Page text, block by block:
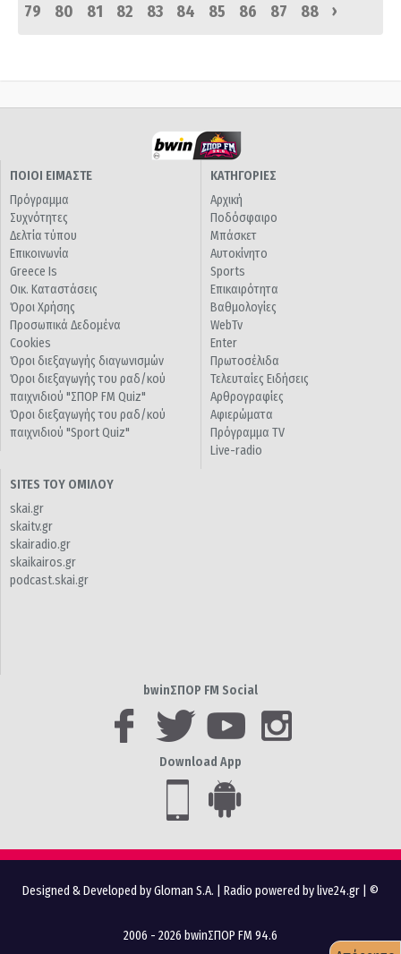
79
80 81 82 83 84 85 86 87 88 ›
ΠΟΙΟΙ ΕΙΜΑΣΤΕ
Πρόγραμμα
Συχνότητες
Δελτία τύπου
Επικοινωνία
Greece Is
Οικ. Καταστάσεις
Όροι Χρήσης
Προσωπικά Δεδομένα
Cookies
Όροι διεξαγωγής διαγωνισμών
Όροι διεξαγωγής του ραδ/κού
παιχνιδιού "ΣΠΟΡ FM Quiz"
Όροι διεξαγωγής του ραδ/κού
παιχνιδιού "Sport Quiz"
ΚΑΤΗΓΟΡΙΕΣ
Αρχική
Ποδόσφαιρο
Μπάσκετ
Αυτοκίνητο
Sports
Επικαιρότητα
Βαθμολογίες
WebTv
Enter
Πρωτοσέλιδα
Τελευταίες Ειδήσεις
Αρθρογραφίες
Αφιερώματα
Πρόγραμμα TV
Live-radio
SITES ΤΟΥ ΟΜΙΛΟΥ
skai.gr
skaitv.gr
skairadio.gr
skaikairos.gr
podcast.skai.gr
bwinΣΠΟΡ FM Social
Download App
Designed & Developed by Gloman S.A. Radio powered by live24.gr | ©
2006 - 2026 bwinΣΠΟΡ FM 94.6